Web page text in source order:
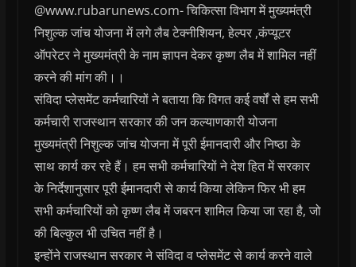
@www.rubarunews.com- चिकित्सा विभाग में मुख्यमंत्री
निशुल्क जांच योजना में लगे लैब टेक्नीशियन, हेल्पर ,कंप्यूटर
ऑपरेटर ने मुख्यमंत्री के नाम ज्ञापन देकर कृष्ण लैब में शामिल नहीं
करने की मांग की।।
संविदा प्लेसमेंट कर्मचारियों ने बताया कि विगत कई वर्षों से हम सभी
कर्मचारी राजस्थान सरकार की जन कल्याणकारी योजना
मुख्यमंत्री निशुल्क जांच योजना में पूरी ईमानदारी और निष्ठा के
साथ कार्य कर रहे हैं। हम सभी कर्मचारियों ने देश हित में सरकार
के निर्देशानुसार पूरी ईमानदारी से कार्य किया लेकिन फिर भी हम
सभी कर्मचारियों को कृष्ण लैब में जबरन शामिल किया जा रहा है, जो
की बिल्कुल भी उचित नहीं है।
इन्होंने राजस्थान सरकार ने संविदा व प्लेसमेंट से कार्य करने वाले